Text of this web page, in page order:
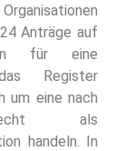
Anträge auf
für eine
Register
um eine nach
als
handeln. In